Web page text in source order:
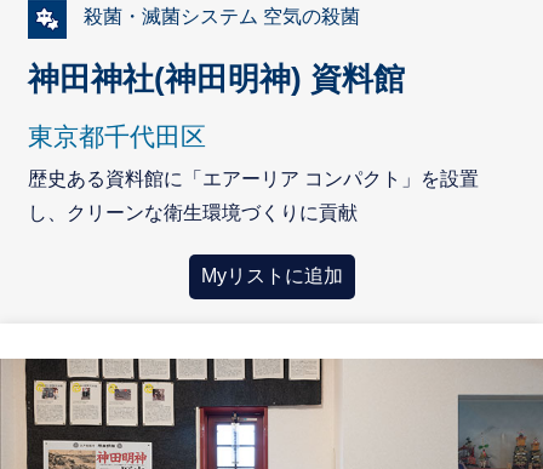
殺菌・滅菌システム 空気の殺菌
神田神社(神田明神) 資料館
東京都千代田区
歴史ある資料館に「エアーリア コンパクト」を設置
し、クリーンな衛生環境づくりに貢献
Myリストに追加